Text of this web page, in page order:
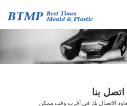
اتصل بنا
الاتصال بك في أقرب وقت ممكن.